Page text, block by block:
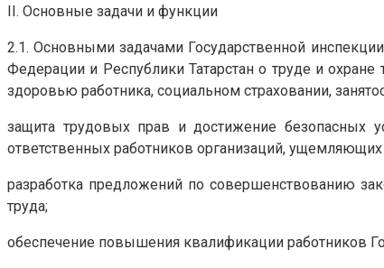
II. Основные задачи и функции
2.1. Основными задачами Государственной
Федерации и Республики Татарстан о труде и
здоровью работника, социальном страховании,
защита трудовых прав и достижение безопасных
ответственных работников организаций, ущемляющих
разработка предложений по совершенствованию
труда;
обеспечение повышения квалификации работников